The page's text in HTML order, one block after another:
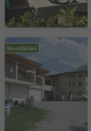
Na vyžádání